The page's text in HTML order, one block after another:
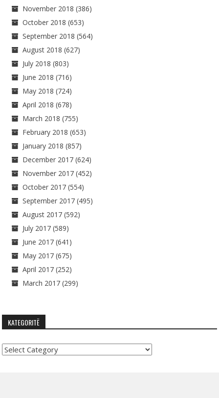
November 2018 (386)
October 2018 (653)
September 2018 (564)
August 2018 (627)
July 2018 (803)
June 2018 (716)
May 2018 (724)
April 2018 (678)
March 2018 (755)
February 2018 (653)
January 2018 (857)
December 2017 (624)
November 2017 (452)
October 2017 (554)
September 2017 (495)
August 2017 (592)
July 2017 (589)
June 2017 (641)
May 2017 (675)
April 2017 (252)
March 2017 (299)
KATEGORITË
Kategoritë